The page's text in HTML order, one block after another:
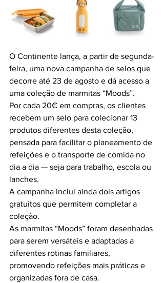
O Continente lança, a partir de segunda-
feira, uma nova campanha de selos que
decorre até 23 de agosto e dá acesso a
uma coleção de marmitas “Moods”.
Por cada 20€ em compras, os clientes
recebem um selo para colecionar 13
produtos diferentes desta coleção,
pensada para facilitar o planeamento de
refeições e o transporte de comida no
dia a dia — seja para trabalho, escola ou
lanches.
A campanha inclui ainda dois artigos
gratuitos que permitem completar a
coleção.
As marmitas “Moods” foram desenhadas
para serem versáteis e adaptadas a
diferentes rotinas familiares,
promovendo refeições mais práticas e
organizadas fora de casa.